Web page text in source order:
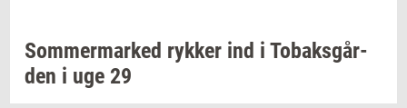
Som­mer­mar­ked ryk­ker ind i To­baks­går­
den i uge 29